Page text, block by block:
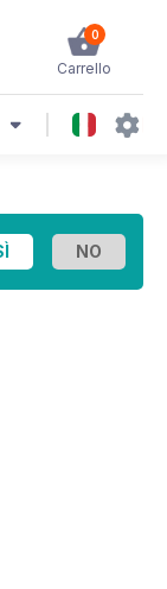
0
Carrello